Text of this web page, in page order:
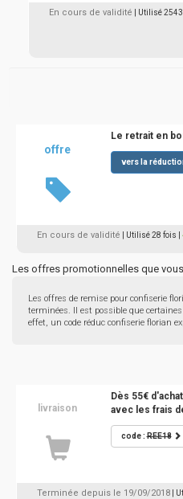
En cours de validité | Utilisé
offre
Le retrait en
vers la
En cours de validité | Utilisé 28 fois
Les offres promotionnelles que
Les offres de remise pour confiserie
terminées. Il est possible que
effet, un code réduc confiserie florian
livraison
Dès 55€
avec les frais
code :REE18
Terminée depuis le 19/09/2018 |